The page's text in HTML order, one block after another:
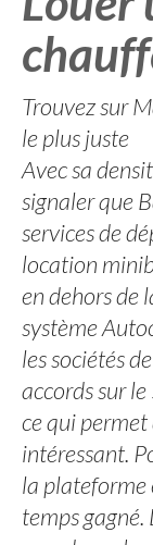
Trouvez sur
le plus juste
Avec sa
signaler que
services de
location
en dehors de
système
les sociétés
accords sur
ce qui
intéressant.
la plateforme
temps gagné.